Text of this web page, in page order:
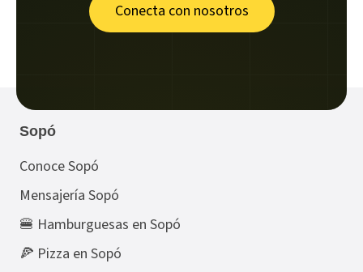
Conecta con nosotros
Sopó
Conoce Sopó
Mensajería Sopó
🍔 Hamburguesas en Sopó
🍕 Pizza en Sopó